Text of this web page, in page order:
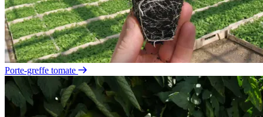
Porte-greffe tomate